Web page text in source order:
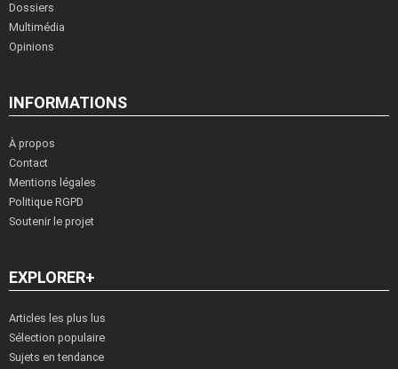
Dossiers
Multimédia
Opinions
INFORMATIONS
À propos
Contact
Mentions légales
Politique RGPD
Soutenir le projet
EXPLORER+
Articles les plus lus
Sélection populaire
Sujets en tendance